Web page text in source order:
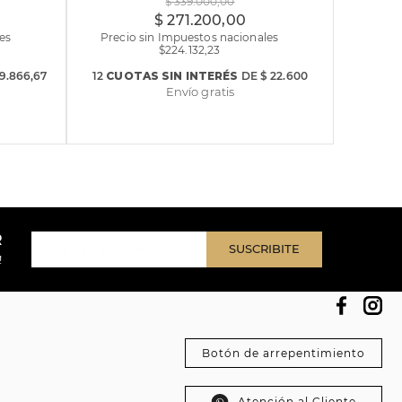
$ 271.200,00
Precio sin Impuestos nacionales
$224.132,23
12 CUOTAS SIN INTERÉS DE$ 22.600
Envío gratis
SUSCRIBITE
Botón de arrepentimiento